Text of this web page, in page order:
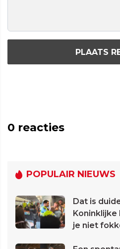
PLAATS
0 reacties
POPULAIR NIEUWS
Dat is
je niet